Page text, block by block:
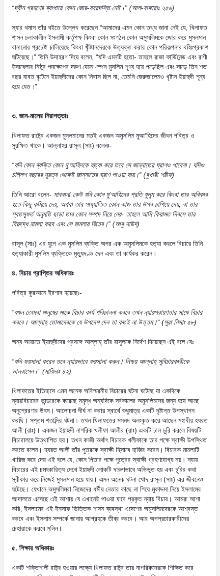
“দ্বীন গ্রহণের ব্যাপারে কোন জোর-যবরদস্তি নেই।” (আল-বাকারাঃ ২৫৬)
স্যার থমাস তাঁর বইতে উল্লেখ করেছেন “আমাদের এমন কোন তথ্য জানা নেই যে, খিলাফত
শাসন চলাকালীন ইসলামী কর্তৃপক্ষ কিংবা কোন সংগঠন কোন অমুসলিমকে জোর করে মুসলমান
বানানোর প্রচেষ্টা চালিয়েছে কিংবা খৃীষ্টানদেরকে উত্যক্ত করার কোন পরিকল্পনার বহিঃপ্রকাশ
ঘটিয়েছে।” তিনি উদাহরণ দিয়ে বলেন, “যদি এমনটি হতো- তাহলে রাজা ফার্ডিনেন্ড এবং রাণী
ইসাবেলার নিষ্ঠুর পদক্ষেপের দরুণ যেমন স্পেন মুসলিম শূণ্য হয়ে পড়েছিল এবং সাড়ে তিন শত
বছর যাবত বৃটেনে ইয়াহুদীদের কোন নিবাস ছিল না, তেমনি জেরুজালেমও খৃষ্টান ইয়াহুদী শূন্য
হয়ে যেত।”
৩. জান-মালের নিরাপত্তাঃ
খিলাফত রাষ্ট্রে একজন মুসলমানের মতই একজন অমুসলিম মুআ‘হিদের জীবন পবিত্র ও
সুরক্ষিত থাকে। আল্লাহর রাসূল (সাঃ) বলেনঃ-
“যদি কোন ব্যক্তি কোন মু’আহিদকে হত্যা করে তবে সে জান্নাতের ঘ্রাণও পাবেনা। যদিও
চল্লিশ বছরের দূরত্ব থেকেই জান্নাতের ঘ্রাণ পাওয়া যায়।” (বুখারী শরীফ)
তিনি আরো বলেন- সাবধান! কেউ যদি কোন মু’আহিদের প্রতি যুলুম করে কিংবা তার অধিকার
হতে কিছু কমিয়ে দেয়, অথবা তার সাধ্যাতিত কোন কাজ তার উপর চাপিয়ে দেয়, বা তার
স্বতস্ফূর্ত অনুমতি ছাড়া তার কোন সম্পদ নিয়ে নেয়- তাহলে আমি কিয়ামত দিবসে তার
বিরুদ্ধে মামলা করব এবং সে মামলায় জিতব।” (আবু দাউদ)
রাসূল (সাঃ) এর যুগে এক মুসলিম ব্যক্তি অপর এক অমুসলিমকে হত্যা করলে বিচারে তিনি
হত্যাকারী মুসলিম ব্যক্তিকে মৃত্যুদণ্ড দেন এবং তা কার্যকর করেন।
৪. বিচার প্রাপ্তির অধিকারঃ
পবিত্র কুরআনে ইরশাদ হয়েছেঃ-
“যখন তোমরা মানুষের মাঝে বিচার কার্য পরিচালনা করবে তখন ন্যায়পরায়ণতার সাথে বিচার
করবে। আল্লাহ্ তোমাদেরকে যে উপদেশ দেন তা কতই না উত্তম।” (সুরা নিসাঃ ৫৮)
অন্য আয়াতে ইয়াহুদীদের প্রসঙ্গে আল্লাহ্ তাঁর রাসুলকে নির্দেশ দিয়েছেন এই বলে যেঃ
“যদি ফয়সালা করেন তবে ন্যায়ভাবে ফয়সালা করুন। নিশ্চয় আল্লাহ্ সুবিচারকারীকে
ভালবাসেন।” (মায়িদাঃ ৪২)
খিলাফতের ইতিহাসে এমন অনেক অবিস্মরনীয় বিচারের ঘটনা ঘটেছে যা একদিকে
ন্যায়বিচারের ভান্ডারকে করেছে সমৃদ্ধ অন্যদিকে সর্বকালের অমুসলিমদের জন্য হয়ে আছে
অনুপ্রেরণার উৎস। আলোচনা দীর্ঘ না করার স্বার্থে শুধুমাত্র একটি দৃষ্টান্ত উপস্থাপন
করছি। সপ্তম শতাব্দির ঘটনা। তখন খিলাফতের মসনদ অলংকৃত করে আছেন মহাবীর হযরত
আলী (রাঃ)। একজন ইয়াহুদী নাগরিক খলীফা আলীর (রাঃ) একটি ঢাল চুরি করলে বিষয়টি
বিচারালয়ে উত্থাপিত হয়। তখন কাজী অর্থাৎ বিচারক খলীফাকে তার পক্ষে স্বাক্ষী উপস্থিত
করতে বলেন। হযরত আলী তাঁর পুত্রকে স্বাক্ষী হিসাবে হাজির করেন। বিচারক মামলাটি
খারিজ করে দেয় এই বলে যে, কোন পিতার পক্ষে পুত্রের স্বাক্ষী গ্রহণযোগ্য নয়। ন্যায়
বিচারের এই চমৎকারিত্য দেখে ইয়াহুদী লোকটি দারুণভাবে অভিভূত হয় এবং চুরির কথা
স্বীকার করে নিজেই মুসলমান হয়ে যায়। এমন অনেক ঘটনা খোদ রাসূল (সাঃ) এর জীবনেও
ঘটেছে। যেখানে অমুসলিমরা নিজেদের ধর্মীয় নেতার কাছে না গিয়ে মুকাদ্দমা নিয়ে ইসলামের
আদালতে এসেছে এই আশায় যে এখানেই পাওয়া যাবে প্রকৃত ন্যায় বিচার। আমরা আশা
করি, ইসলামের এই ইনসাফ ভিত্তিক শাসন ব্যবস্থা এদেশের অমুসলিমদেরকে আশ্বস্ত
করবে এবং ইসলাম সম্পর্কে জানার আগ্রহকে তীব্র করবে। আর অপপ্রচারকারীদের
চেহারাকে করবে মলিন।
৫. শিক্ষার অধিকারঃ
একটি শক্তিশালী রাষ্ট্র হওয়ার লক্ষ্যে খিলাফত রাষ্ট্র তার নাগরিকদেরকে শিক্ষিত করে